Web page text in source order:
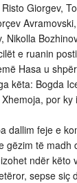
Giorgev,
Nikolla
e ruanin
Hasa u
këta: Bogda
por ky
dallim feje e
gëzim të madh
ndër këto
sepse siç